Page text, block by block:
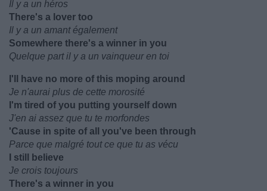
Il y a un héros
There's a lover too
Il y a un amant également
Somewhere there's a winner in you
Quelque part il y a un vainqueur en toi
I'll have no more of this moping around
Je n'aurai plus de cette morosité
I'm tired of you putting yourself down
J'en ai assez que tu te morfondes
'Cause in spite of all you've been through
Parce que malgré tout ce que tu as vécu
I still believe
Je crois toujours
There's a winner in you